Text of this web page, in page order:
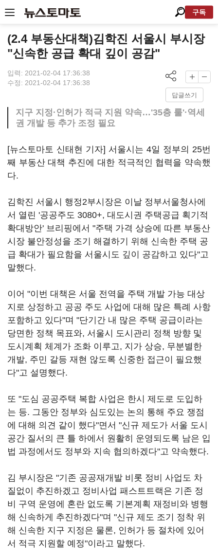
구독
(2.4 부동산대책)김학진 서울시 부시장
"신속한 공급 확대 깊이 공감"
입력: 2021-02-04 17:36:38
수정: 2021-02-04 17:36:38
답글쓰기
지구 지정·인허가 적극 지원 약속…'35층 룰'·역세
권 개발 등 추가 조정 필요
[뉴스토마토 신태현 기자] 서울시는 4일 정부의 25번
째 부동산 대책 추진에 대한 적극적인 협력을 약속했
다.
김학진 서울시 행정2부시장은 이날 정부서울청사에
서 열린 '공공주도 3080+, 대도시권 주택공급 획기적
확대방안' 브리핑에서 "주택 가격 상승에 따른 부동산
시장 불안정성을 조기 해결하기 위해 신속한 주택 공
급 확대가 필요함을 서울시도 깊이 공감하고 있다"고
말했다.
이어 "이번 대책은 서울 전역을 주택 개발 가능 대상
지로 상정하고 공공 주도 사업에 대해 많은 특례 사항
포함하고 있다"며 "단기간 내 많은 주택 공급이라는
당면한 정책 목표와, 서울시 도시관리 정책 방향 및
도시계획 체계가 조화 이루고, 지가 상승, 무분별한
개발, 주민 갈등 재현 않도록 신중한 접근이 필요했
다"고 설명했다.
또 "도심 공공주택 복합 사업은 한시 제도로 도입하
는 등. 그동안 정부와 심도있는 논의 통해 주요 쟁점
에 대해 의견 같이 했다"면서 "신규 제도가 서울 도시
공간 질서의 큰 틀 하에서 원활히 운영되도록 남은 입
법 과정에서도 정부와 지속 협의하겠다"고 약속했다.
김 부시장은 "기존 공공재개발 비롯 정비 사업도 차
질없이 추진하겠고 정비사업 패스트트랙은 기존 정
비 구역 운영에 혼란 없도록 기본계획 재정비와 병행
해 신속하게 추진하겠다"며 "신규 제도 조기 정착 위
해 신속한 지구 지정은 물론, 인허가 등 절차에 있어
서 적극 지원할 예정"이라고 말했다.